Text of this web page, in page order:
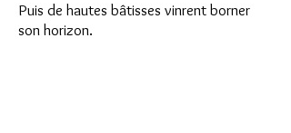
Puis de hautes bâtisses vinrent borner
son horizon.